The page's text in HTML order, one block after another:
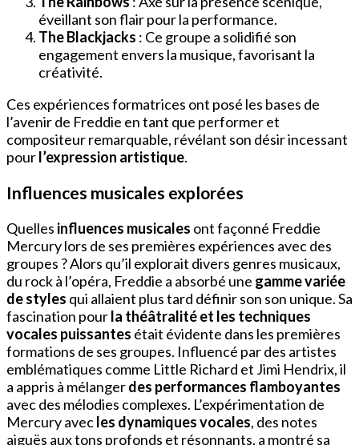
éveillant son flair pour la performance.
The Blackjacks : Ce groupe a solidifié son
engagement envers la musique, favorisant la
créativité.
Ces expériences formatrices ont posé les bases de
l’avenir de Freddie en tant que performer et
compositeur remarquable, révélant son désir incessant
pourl’expression artistique.
Influences musicales explorées
Quelles influences musicales ont façonné Freddie
Mercury lors de ses premières expériences avec des
groupes ? Alors qu’il explorait divers genres musicaux,
du rock à l’opéra, Freddie a absorbé une gamme variée
de styles qui allaient plus tard définir son son unique. Sa
fascination pourla théâtralité et les techniques
vocales puissantes était évidente dans les premières
formations de ses groupes. Influencé par des artistes
emblématiques comme Little Richard et Jimi Hendrix, il
a appris à mélangerdes performances flamboyantes
avec des mélodies complexes. L’expérimentation de
Mercury avecles dynamiques vocales, des notes
aiguës aux tons profonds et résonnants, a montré sa